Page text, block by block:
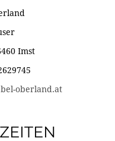
Imst
oberland.at